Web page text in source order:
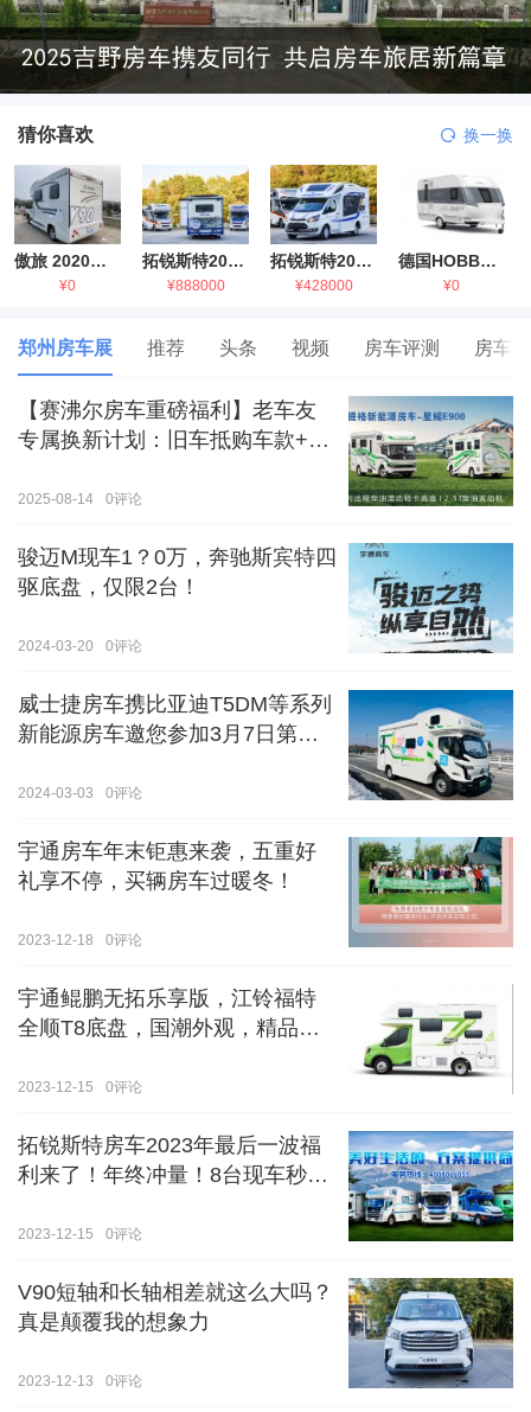
猜你喜欢 换一换
傲旅 2020金旅国六海狮房车
¥0
拓锐斯特2021款进口依维柯房车
¥888000
拓锐斯特2021款 福特T型锐典版房车
¥428000
德国HOBBY拖挂房车豪华版
¥0
郑州房车展 推荐 头条 视频 房车评测 房车
【赛沸尔房车重磅福利】老车友
专属换新计划：旧车抵购车款+额
2025-08-14 0评论
骏迈M现车1？0万，奔驰斯宾特四
驱底盘，仅限2台！
2024-03-20 0评论
威士捷房车携比亚迪T5DM等系列
新能源房车邀您参加3月7日第八
2024-03-03 0评论
宇通房车年末钜惠来袭，五重好
礼享不停，买辆房车过暖冬！
2023-12-18 0评论
宇通鲲鹏无拓乐享版，江铃福特
全顺T8底盘，国潮外观，精品内
2023-12-15 0评论
拓锐斯特房车2023年最后一波福
利来了！年终冲量！8台现车秒杀
2023-12-15 0评论
V90短轴和长轴相差就这么大吗？
真是颠覆我的想象力
2023-12-13 0评论